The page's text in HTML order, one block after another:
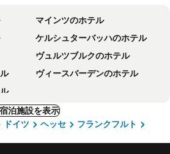
マインツのホテル
ケルシュターバッハのホテル
ヴュルツブルクのホテル
ヴィースバーデンのホテル
泊施設を表示
ドイツ ヘッセ
フランクフルト